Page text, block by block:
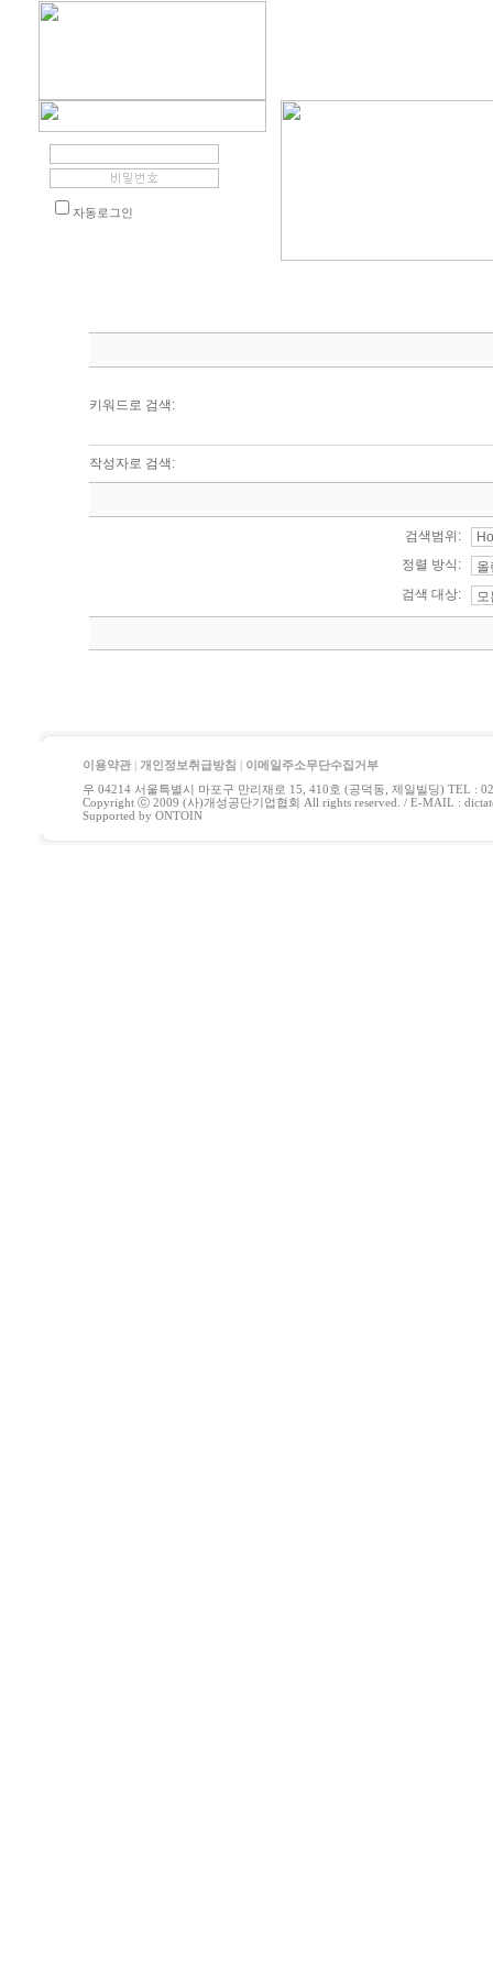
자동로그인
키워드로 검색:
작성자로 검색:
검색범위:
정렬 방식:
검색 대상:
이용약관 개인정보취급방침
이메일주소무단수집거부
우 04214 서울특별시 마포구 만리재로 15, 410호 (공덕동, 제일빌딩) TEL :
Copyright ⓒ 2009 (사)개성공단기업협회 All rights reserved. / E-MAIL :
Supported by ONTOIN